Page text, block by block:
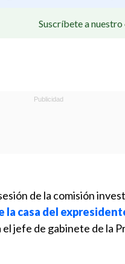
Suscríbete a nuestro
de la comisión
la casa del
jefe de gabinete de la